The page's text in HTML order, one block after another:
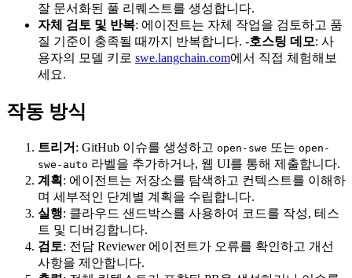
잘 문서화된 풀 리퀘스트를 생성합니다.
자체 검토 및 반복: 에이전트는 자체 작업을 검토하고 품
질 기준이 충족될 때까지 반복합니다. -호스팅 데모: 사
용자의 모델 키로 swe.langchain.com에서 직접 체험해보
세요.
작동 방식
트리거 : GitHub 이슈를 생성하고 open-swe 또는 open-
swe-auto 라벨을 추가하거나, 웹 UI를 통해 제출합니다.
계획 : 에이전트는 저장소를 탐색하고 컨텍스트를 이해하
며 세부적인 단계별 계획을 수립합니다.
실행: 클라우드 샌드박스를 사용하여 코드를 작성, 테스
트 및 디버깅합니다.
검토: 전담 Reviewer 에이전트가 오류를 확인하고 개선
사항을 제안합니다.